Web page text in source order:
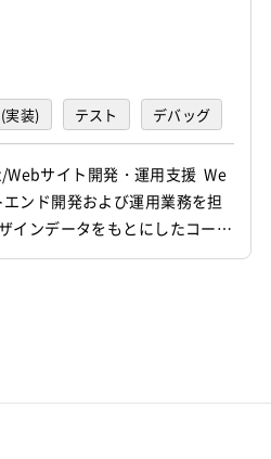
実装) テスト デバッグ
サイト開発・運用支援 We
ンド開発および運用業務を担
インデータをもとにしたコーデ
修・運用対応、 コードレビュー
。 【仕事内容】 下記の業務